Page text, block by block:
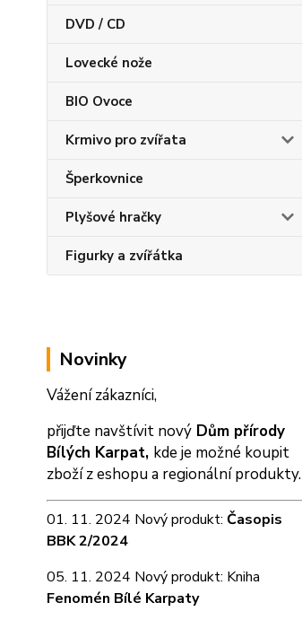
DVD / CD
Lovecké nože
BIO Ovoce
Krmivo pro zvířata
Šperkovnice
Plyšové hračky
Figurky a zvířátka
Novinky
Vážení zákazníci,
přijďte navštívit nový Dům přírody
Bílých Karpat, kde je možné koupit
zboží z eshopu a regionální produkty.
01. 11. 2024 Nový produkt: Časopis
BBK 2/2024
05. 11. 2024 Nový produkt: Kniha
Fenomén Bílé Karpaty